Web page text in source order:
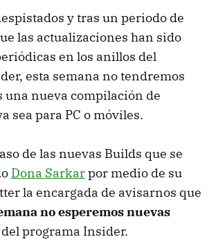
y tras un periodo de
las actualizaciones han sido
en los anillos del
esta semana no tendremos
una nueva compilación de
sea para PC o móviles.
de las nuevas Builds que se
Dona Sarkarpor medio de su
la encargada de avisarnos que
no esperemos nuevas
programa Insider.